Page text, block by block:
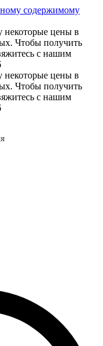
содержимому
некоторые цены в
Чтобы получить
с нашим
некоторые цены в
Чтобы получить
с нашим